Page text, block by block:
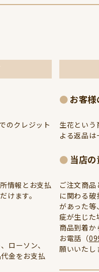
のクレジット
情報とお支払
けます。
ローソン、
金をお支払
お客
生花という
よる返品は
当店
ご注文商
に関わる
があった等
疵が生じた
商品到着か
お電話（
願いいたし